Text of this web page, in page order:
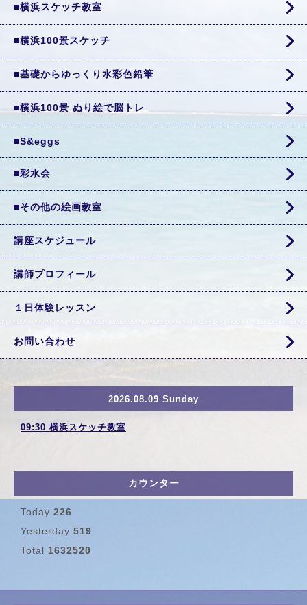
■横浜スケッチ教室
■横浜100景スケッチ
■基礎からゆっくり水彩色鉛筆
■横浜100景 ぬり絵で脳トレ
■S&eggs
■彩水会
■その他の絵画教室
講座スケジュール
講師プロフィール
１日体験レッスン
お問い合わせ
2026.08.09 Sunday
09:30 横浜スケッチ教室
カウンター
Today 226
Yesterday 519
Total 1632520